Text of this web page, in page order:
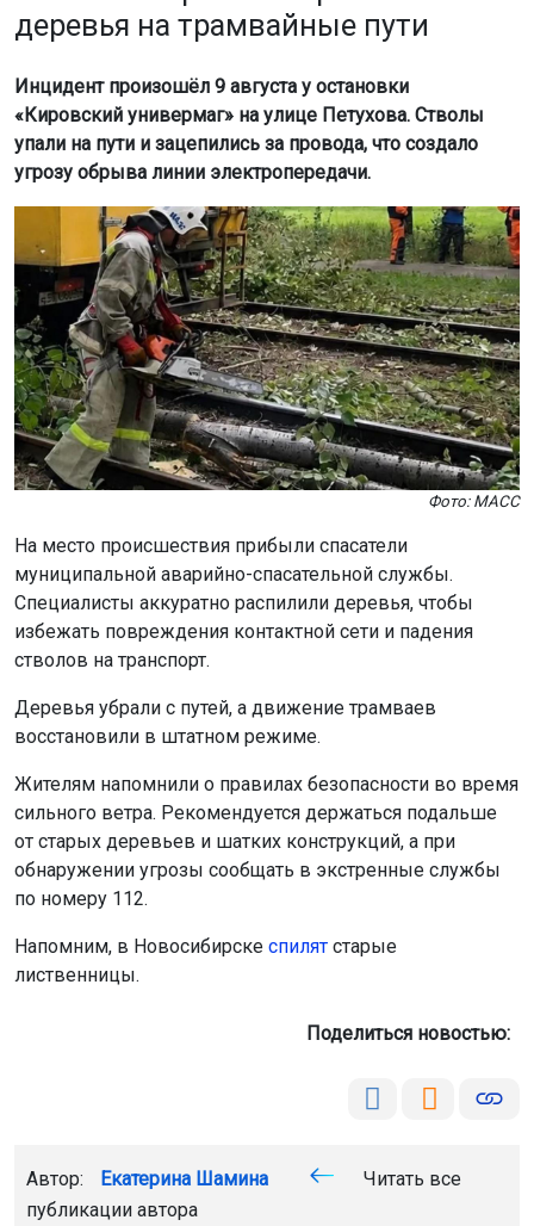
деревья на трамвайные пути
Инцидент произошёл 9 августа у остановки
«Кировский универмаг» на улице Петухова. Стволы
упали на пути и зацепились за провода, что создало
угрозу обрыва линии электропередачи.
Фото: МАСС
На место происшествия прибыли спасатели
муниципальной аварийно-спасательной службы.
Специалисты аккуратно распилили деревья, чтобы
избежать повреждения контактной сети и падения
стволов на транспорт.
Деревья убрали с путей, а движение трамваев
восстановили в штатном режиме.
Жителям напомнили о правилах безопасности во время
сильного ветра. Рекомендуется держаться подальше
от старых деревьев и шатких конструкций, а при
обнаружении угрозы сообщать в экстренные службы
по номеру 112.
Напомним, в Новосибирске спилят старые
лиственницы.
Поделиться новостью:
Автор: Екатерина Шамина
Читать все
публикации автора